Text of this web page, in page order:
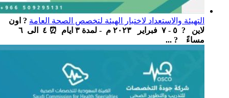
التهيئة والاستعداد لاختبار الهيئة لتخصص الصحة العامة ? اون
لاين ‏ ‏ ? ٥ - ٧ فبراير ٢٠٢٣ م - لمدة ٣ ايام ‏ ⏰ ٤ الى ٦
مساءً ‏ ? ...